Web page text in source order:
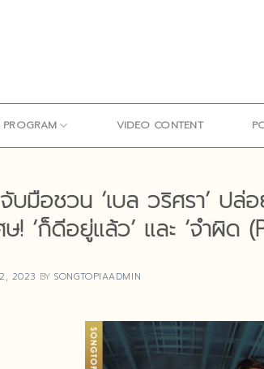
VIDEO CONTENT
จับมือชวน ‘เบล วริศรา’ ป
! ‘ก็ดีอยู่แล้ว’ และ ‘จำผิด
2023 BYSONGTOPIAADMIN